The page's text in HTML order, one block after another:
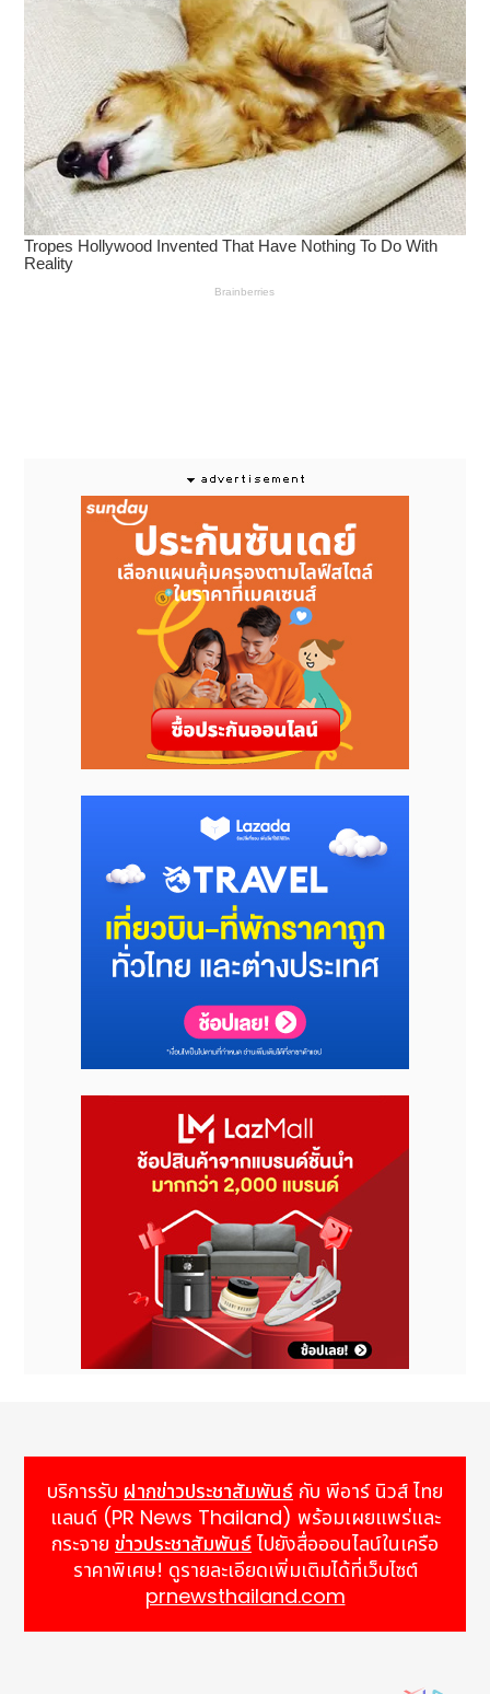
บริการรับ ฝากข่าวประชาสัมพันธ์ กับ พีอาร์ นิวส์ ไทย
แลนด์ (PR News Thailand) พร้อมเผยแพร่และ
กระจาย ข่าวประชาสัมพันธ์ ไปยังสื่อออนไลน์ในเครือ
ราคาพิเศษ! ดูรายละเอียดเพิ่มเติมได้ที่เว็บไซต์
prnewsthailand.com